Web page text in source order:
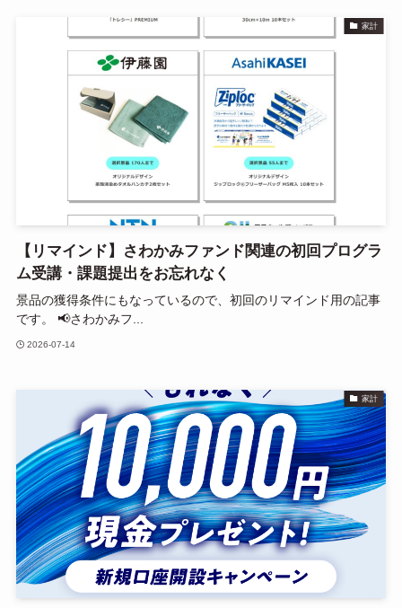
家計
【リマインド】さわかみファンド関連の初回プログラ
ム受講・課題提出をお忘れなく
景品の獲得条件にもなっているので、初回のリマインド用の記事
です。 📢さわかみフ...
2026-07-14
家計